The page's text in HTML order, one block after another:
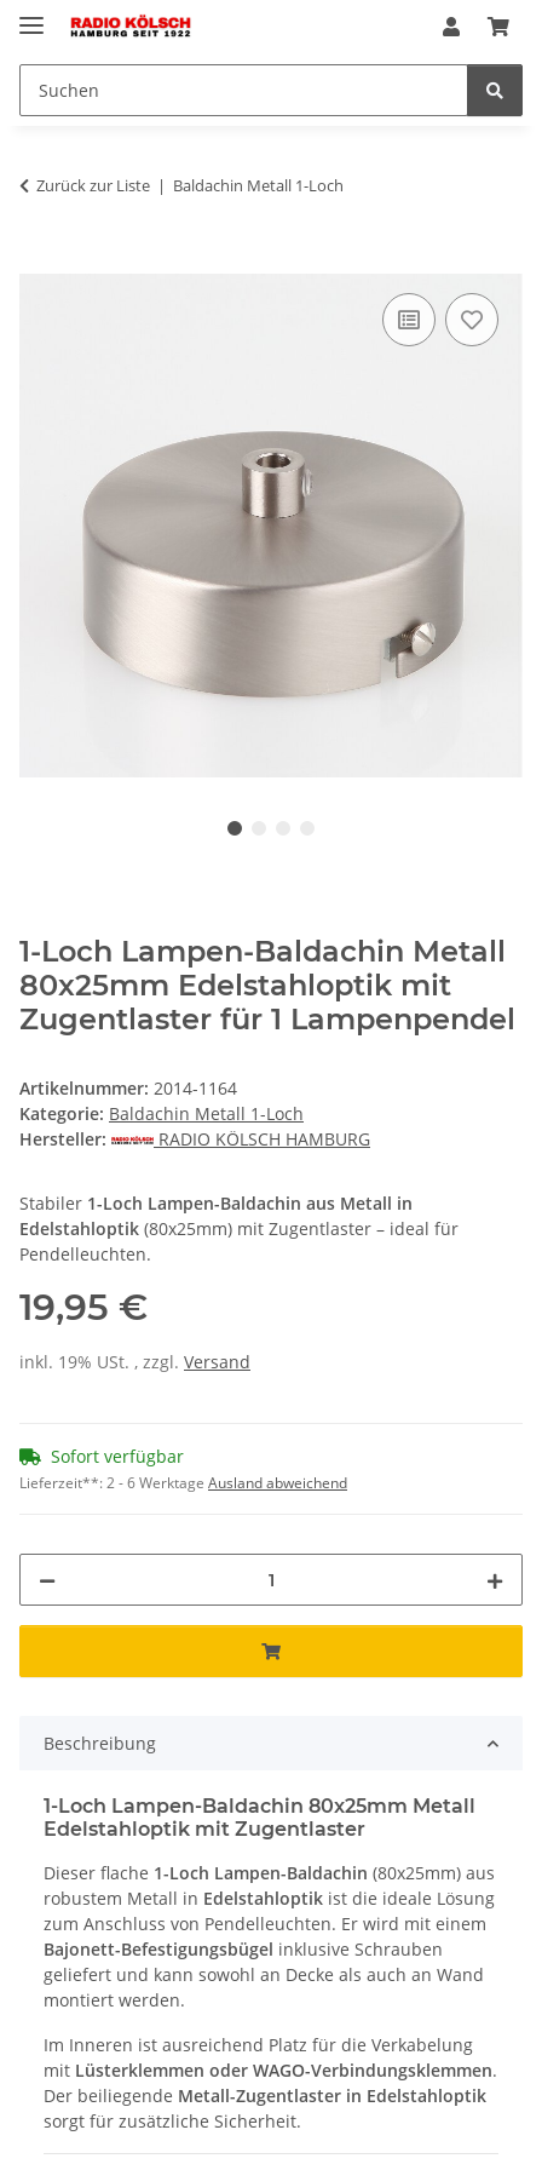
Zurück zur Liste Baldachin Metall 1-Loch
1-Loch Lampen-Baldachin Metall
80x25mm Edelstahloptik mit
Zugentlaster für 1 Lampenpendel
Artikelnummer: 2014-1164
Kategorie: Baldachin Metall 1-Loch
Hersteller:
RADIO KÖLSCH HAMBURG
Stabiler 1-Loch Lampen-Baldachin aus Metall in
Edelstahloptik (80x25mm) mit Zugentlaster – ideal für
Pendelleuchten.
19,95 €
inkl. 19% USt. , zzgl. Versand
Sofort verfügbar
Lieferzeit**:2 - 6 Werktage Ausland abweichend
Beschreibung
1-Loch Lampen-Baldachin 80x25mm Metall
Edelstahloptik mit Zugentlaster
Dieser flache 1-Loch Lampen-Baldachin (80x25mm) aus
robustem Metall in Edelstahloptik ist die ideale Lösung
zum Anschluss von Pendelleuchten. Er wird mit einem
Bajonett-Befestigungsbügel inklusive Schrauben
geliefert und kann sowohl an Decke als auch an Wand
montiert werden.
Im Inneren ist ausreichend Platz für die Verkabelung
mit Lüsterklemmen oder WAGO-Verbindungsklemmen.
Der beiliegende Metall-Zugentlaster in Edelstahloptik
sorgt für zusätzliche Sicherheit.